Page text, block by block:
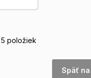
položiek
Späť